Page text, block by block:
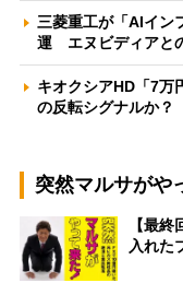
三菱重工が「AIイン
運 エヌビディアと
キオクシアHD「7万
の反転シグナルか
突然マルサがや
【最
入れた